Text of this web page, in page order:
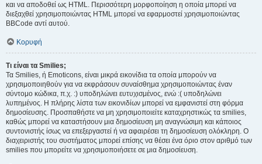
και να αποδοθεί ως HTML. Περισσότερη μορφοποίηση η οποία μπορεί να
διεξαχθεί χρησιμοποιώντας HTML μπορεί να εφαρμοστεί χρησιμοποιώντας
BBCode αντί αυτού.
Κορυφή
Τι είναι τα Smilies;
Τα Smilies, ή Emoticons, είναι μικρά εικονίδια τα οποία μπορούν να
χρησιμοποιηθούν για να εκφράσουν συναίσθημα χρησιμοποιώντας έναν
σύντομο κώδικα, π.χ. :) υποδηλώνει ευτυχισμένος, ενώ :( υποδηλώνει
λυπημένος. Η πλήρης λίστα των εικονιδίων μπορεί να εμφανιστεί στη φόρμα
δημοσίευσης. Προσπαθήστε να μη χρησιμοποιείτε καταχρηστικώς τα smilies,
καθώς μπορεί να καταστήσουν μια δημοσίευση μη αναγνώσιμη και κάποιος
συντονιστής ίσως να επεξεργαστεί ή να αφαιρέσει τη δημοσίευση ολόκληρη. Ο
διαχειριστής του συστήματος μπορεί επίσης να θέσει ένα όριο στον αριθμό των
smilies που μπορείτε να χρησιμοποιήσετε σε μια δημοσίευση.